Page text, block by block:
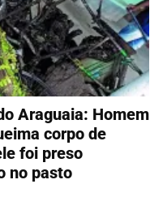
Araguaia: Homem
corpo de
foi preso
no pasto